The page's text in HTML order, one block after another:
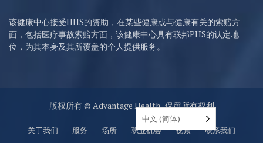
该健康中心接受HHS的资助，在某些健康或与健康有关的索赔方
面，包括医疗事故索赔方面，该健康中心具有联邦PHS的认定地
位，为其本身及其所覆盖的个人提供服务。
版权所有 © Advantage Health , 保留所有权利
关于我们 服务 场所 职业机会 视频 联系我们
中文 (简体)